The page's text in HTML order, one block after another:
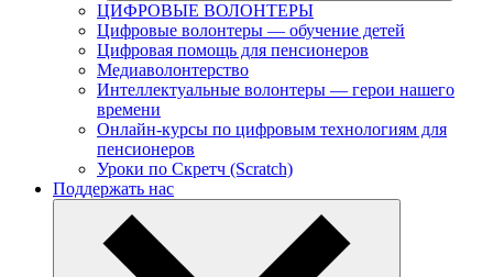
ЦИФРОВЫЕ ВОЛОНТЕРЫ
Цифровые волонтеры — обучение детей
Цифровая помощь для пенсионеров
Медиаволонтерство
Интеллектуальные волонтеры — герои нашего
времени
Онлайн-курсы по цифровым технологиям для
пенсионеров
Уроки по Скретч (Scratch)
Поддержать нас